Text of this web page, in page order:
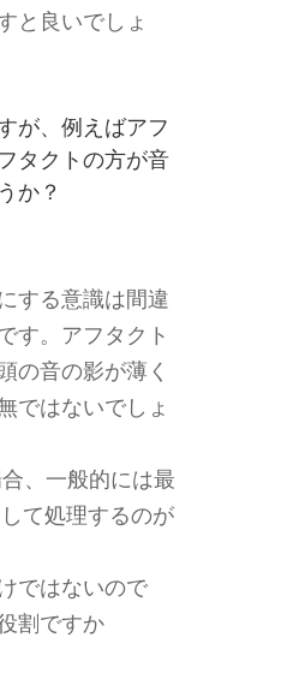
と良いでしょ
が、例えばアフ
タクトの方が音
か？
する意識は間違
す。アフタクト
の音の影が薄く
ではないでしょ
、一般的には最
て処理するのが
ではないので
割ですか